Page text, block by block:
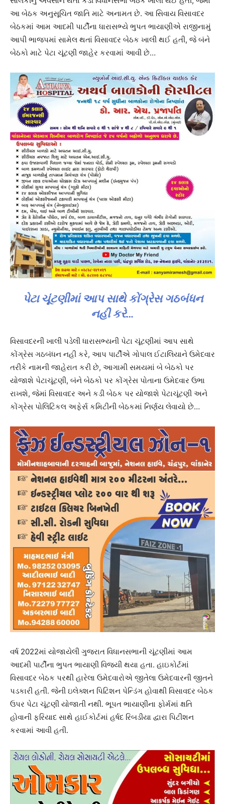
આ બેઠક અનુસૂચિત જાતિ માટે અનામત છે. આ સિવાય વિસાવદર
બેઠકમાં આમ આદમી પાર્ટીના ધારાસભ્યે ભુપત ભાયાણીએ રાજીનામું
આપી ભાજપમાં સામેલ થતાં વિસાવદર બેઠક ખાલી થઈ હતી, જે બંને
બેઠકો માટે પેટા ચૂંટણી જાહેર કરવામાં આવી છે…
પેટા ચૂંટણીમાં આપ સાથે કોંગ્રેસ ગઠબંધન
નહી કરે…
વિસાવદરની ખાલી પડેલી ધારાસભ્યની પેટા ચૂંટણીમાં આપ સાથે
કોંગ્રેસ ગઠબંધન નહી કરે, આપ પાર્ટીએ ગોપાલ ઈટાલિયાને ઉમેદવાર
તરીકે નામની જાહેરાત કરી છે, આગામી સમયમાં બે બેઠકો પર
યોજાશે પેટાચૂંટણી, બંને બેઠકો પર કોંગ્રેસ પોતાના ઉમેદવાર ઉભા
રાખશે, જેમાં વિસાવદર અને કડી બેઠક પર યોજાશે પેટાચૂંટણી અને
કોંગ્રેસ પોલિટિકલ અફેર્સ કમિટીની બેઠકમાં નિર્ણય લેવાયો છે…
વર્ષ 2022માં યોજાયેલી ગુજરાત વિધાનસભાની ચૂંટણીમાં આમ
આદમી પાર્ટીના ભુપત ભાયાણી વિજયી થયા હતા. હાઇકોર્ટમાં
વિસાવદર બેઠક પરથી હારેલા ઉમેદવારોએ જીતેલા ઉમેદવારની જીતને
પડકારી હતી. જેની ઇલેક્શન પિટિશન પેન્ડિંગ હોવાથી વિસાવદર બેઠક
ઉપર પેટા ચૂંટણી યોજાતી નથી. ભૂપત ભાયાણીના ફોર્મમાં ક્ષતિ
હોવાની ફરિયાદ સાથે હાઈકોર્ટમાં હર્ષદ રિબડીયા દ્વારા પિટીશન
કરવામાં આવી હતી.